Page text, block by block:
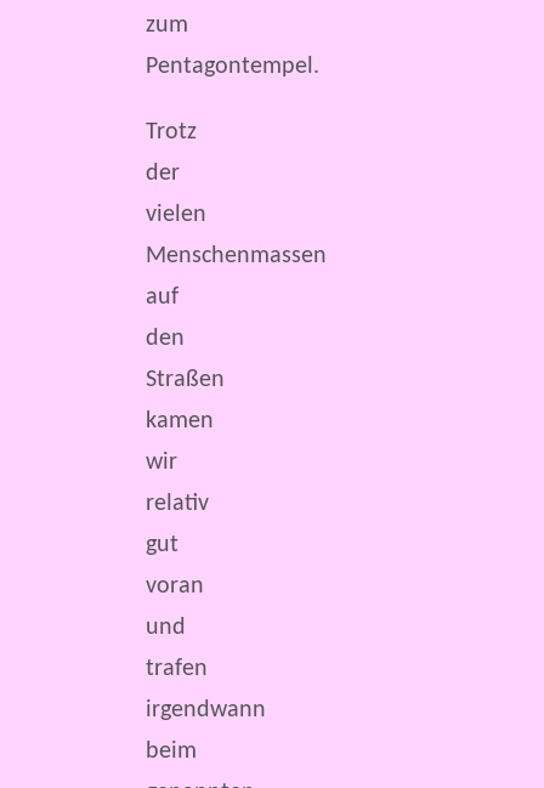
zum
Pentagontempel.
Trotz
der
vielen
Menschenmassen
auf
den
Straßen
kamen
wir
relativ
gut
voran
und
trafen
irgendwann
beim